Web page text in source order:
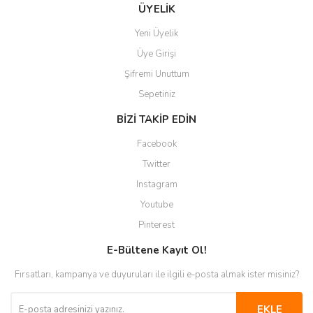
Gönder
ÜYELİK
Yeni Üyelik
Üye Girişi
Şifremi Unuttum
Sepetiniz
BİZİ TAKİP EDİN
Facebook
Twitter
Instagram
Youtube
Pinterest
E-Bültene Kayıt Ol!
Fırsatları, kampanya ve duyuruları ile ilgili e-posta almak ister misiniz?
EKLE